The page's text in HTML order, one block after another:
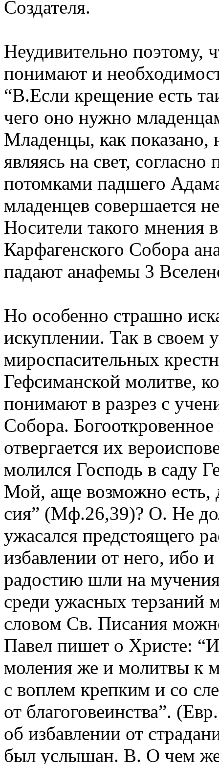
Создателя.
Неудивительно поэтому,
понимают и
“В.Если крещение есть
чего оно нужно
Младенцы, как
являясь на свет,
потомками падшего
младенцев совершается
Носители такого мнения
Карфагенского Собора
падают анафемы 3
Но особенно страшно
искуплении. Так в своем
мироспасительных
Гефсиманской молитве,
понимают в разрез с
Собора.
отвергается их
молился Господь в саду
Мой, аще возможно
сия” (Мф.26,39)? О. Не
ужасался предстоящего
избавлении от него, ибо
радостию шли на
среди ужасных терзаний
словом Св. Писания
Павел пишет о Христе:
моления же и молитвы к
с воплем крепким и со
от благоговеинства”.
об избавлении от
был услышан. В. О чем же